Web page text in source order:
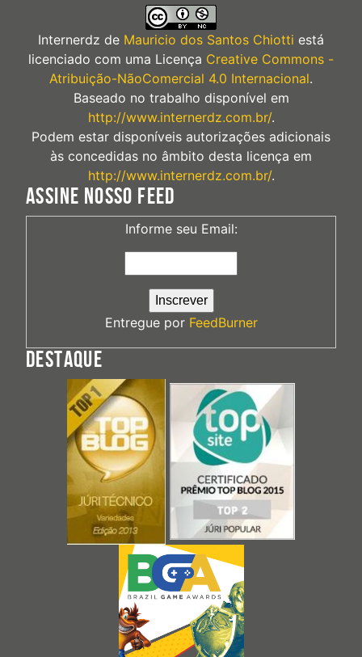
Internerdz de Mauricio dos Santos Chiotti está
licenciado com uma Licença Creative Commons -
Atribuição-NãoComercial 4.0 Internacional.
Baseado no trabalho disponível em
http://www.internerdz.com.br/.
Podem estar disponíveis autorizações adicionais
às concedidas no âmbito desta licença em
http://www.internerdz.com.br/.
ASSINE NOSSO FEED
Informe seu Email:
Entregue por FeedBurner
DESTAQUE